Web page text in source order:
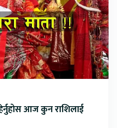
आज कुन राशिलाई